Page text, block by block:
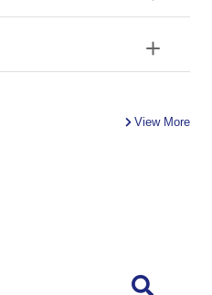
View More